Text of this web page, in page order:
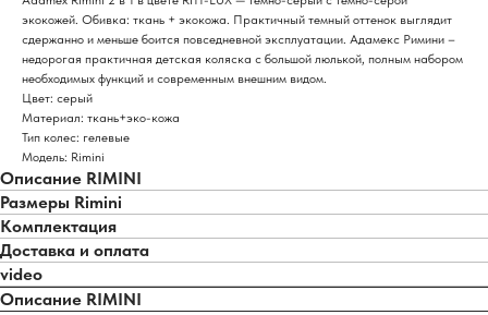
экокожей. Обивка: ткань + экокожа. Практичный темный оттенок выглядит
сдержанно и меньше боится повседневной эксплуатации. Адамекс Римини –
недорогая практичная детская коляска с большой люлькой, полным набором
необходимых функций и современным внешним видом.
Цвет: серый
Материал: ткань+эко-кожа
Тип колес: гелевые
Модель: Rimini
Описание RIMINI
Размеры Rimini
Комплектация
Доставка и оплата
video
Описание RIMINI